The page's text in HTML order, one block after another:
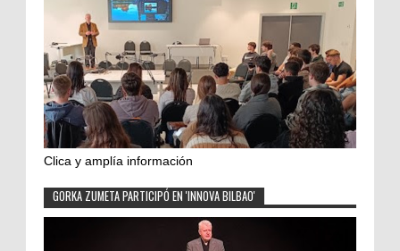
Clica y amplía información
GORKA ZUMETA PARTICIPÓ EN 'INNOVA BILBAO'